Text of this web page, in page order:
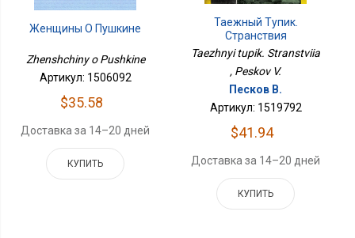
Женщины О Пушкине
Zhenshchiny o Pushkine
Артикул: 1506092
$35.58
Доставка за 14–20 дней
КУПИТЬ
Таежный Тупик.
Странствия
Taezhnyi tupik. Stranstviia
, Peskov V.
Песков В.
Артикул: 1519792
$41.94
Доставка за 14–20 дней
КУПИТЬ